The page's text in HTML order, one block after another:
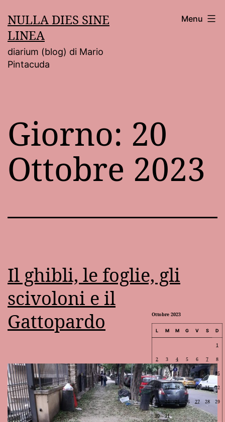
al
contenuto
NULLA DIES SINE
LINEA
diarium (blog) di Mario
Pintacuda
Menu
Giorno: 20
Ottobre 2023
Il ghibli, le foglie, gli
scivoloni e il
Gattopardo
Ottobre 2023
L M M G V S D
1
2 3 4 5 6 7 8
9 10 11 12 13 14 15
16 17 18 19 20 21 22
23 24 25 26 27 28 29
30 31